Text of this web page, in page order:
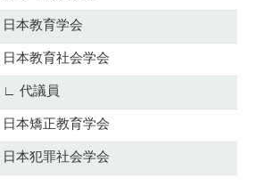
日本教育学会
日本教育社会学会
∟ 代議員
日本矯正教育学会
日本犯罪社会学会